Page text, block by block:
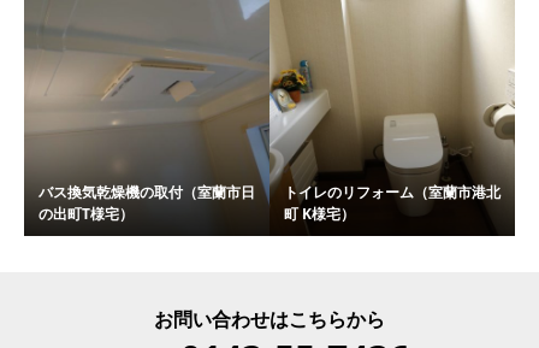
バス換気乾燥機の取付（室蘭市日
の出町T様宅）
トイレのリフォーム（室蘭市港北
町 K様宅）
お問い合わせはこちらから